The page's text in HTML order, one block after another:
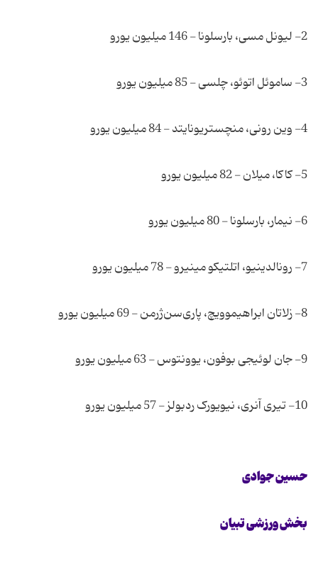
2- لیونل مسی، بارسلونا - 146 میلیون یورو
3- ساموئل اتوئو، چلسی - 85 میلیون یورو
4- وین رونی، منچستریونایتد - 84 میلیون یورو
5- کاکا، میلان - 82 میلیون یورو
6- نیمار، بارسلونا - 80 میلیون یورو
7- رونالدینیو، اتلتیکو مینیرو - 78 میلیون یورو
8- زلاتان ابراهیموویچ، پاری‌سن‌ژرمن - 69 میلیون یورو
9- جان لوئیجی بوفون، یوونتوس - 63 میلیون یورو
10- تیری آنری، نیویورک ردبولز - 57 میلیون یورو
حسین جوادی
بخش ورزشی تبیان